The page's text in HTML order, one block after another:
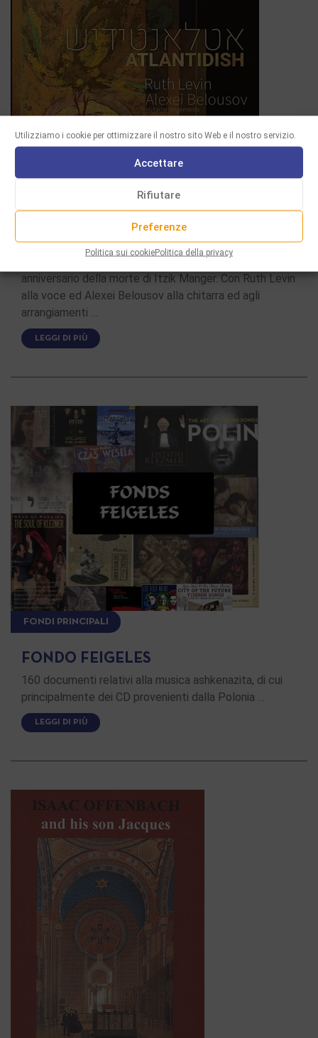
Utilizziamo i cookie per ottimizzare il nostro sito Web e il nostro servizio.
Accettare
Rifiutare
Preferenze
Politica sui cookiePolitica della privacy
ATLANTIDISH
Album pubblicato nel 2019 in occasione del 50°
anniversario della morte di Itzik Manger. Con Ruth Levin
alla voce ed Alexei Belousov alla chitarra ed agli
arrangiamenti …
LEGGI DI PIÙ
FONDI PRINCIPALI
FONDO FEIGELES
160 documenti relativi alla musica ashkenazita, di cui
principalmente dei CD provenienti dalla Polonia …
LEGGI DI PIÙ